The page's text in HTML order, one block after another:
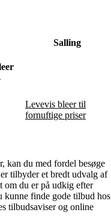
Salling
Levevis bleer til
fornuftige priser
kan du med fordel besøge
tilbyder et bredt udvalg af
om du er på udkig efter
kunne finde gode tilbud hos
tilbudsaviser og online